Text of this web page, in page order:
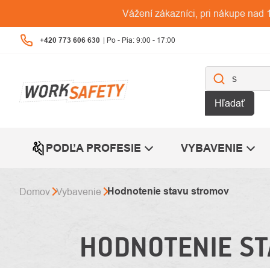
obsah
Vážení zákazníci, pri nákupe nad
+420 773 606 630
Hľadať
PODĽA PROFESIE VYBAVENIE
Domov Vybavenie Hodnotenie stavu stromov
HODNOTENIE